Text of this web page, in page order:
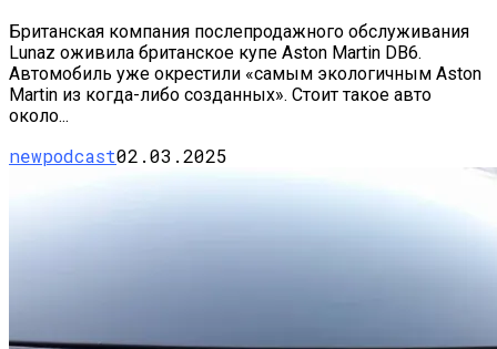
Британская компания послепродажного обслуживания
Lunaz оживила британское купе Aston Martin DB6.
Автомобиль уже окрестили «самым экологичным Aston
Martin из когда-либо созданных». Стоит такое авто
около...
newpodcast02.03.2025